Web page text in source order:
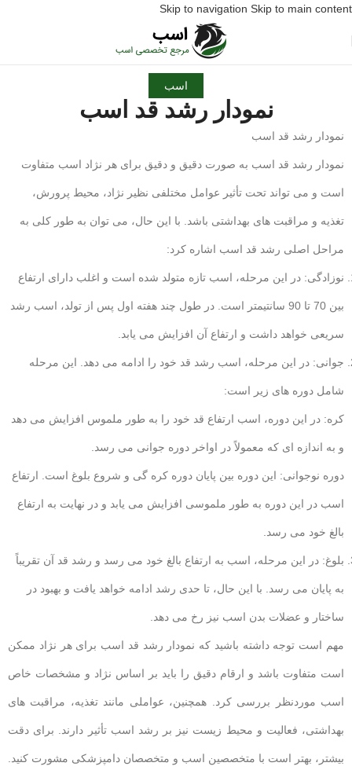
Skip to navigation Skip to main content
اسب
نمودار رشد قد اسب
نمودار رشد قد اسب
نمودار رشد قد اسب به صورت دقیق و دقیق برای هر نژاد اسب متفاوت
است و می تواند تحت تأثیر عوامل مختلفی نظیر نژاد، محیط پرورش،
تغذیه و مراقبت های بهداشتی باشد. با این حال، می توان به طور کلی به
مراحل اصلی رشد قد اسب اشاره کرد:
نوزادگی: در این مرحله، اسب تازه متولد شده است و اغلب دارای ارتفاع
بین 70 تا 90 سانتیمتر است. در طول چند هفته اول پس از تولد، اسب رشد
سریعی خواهد داشت و ارتفاع آن افزایش می یابد.
جوانی: در این مرحله، اسب رشد قد خود را ادامه می دهد. این مرحله
شامل دوره های زیر است:
کره: در این دوره، اسب ارتفاع قد خود را به طور ملموس افزایش می دهد
و به اندازه ای که معمولاً در اواخر دوره جوانی می رسد.
دوره نوجوانی: این دوره بین پایان دوره کره گی و شروع بلوغ است. ارتفاع
اسب در این دوره به طور ملموسی افزایش می یابد و در نهایت به ارتفاع
بالغ خود می رسد.
بلوغ: در این مرحله، اسب به ارتفاع بالغ خود می رسد و رشد قد آن تقریباً
به پایان می رسد. با این حال، تا حدی رشد ادامه خواهد یافت و بهبود در
ساختار و عضلات بدن اسب نیز رخ می دهد.
مهم است توجه داشته باشید که نمودار رشد قد اسب برای هر نژاد ممکن
است متفاوت باشد و ارقام دقیق را باید بر اساس نژاد و مشخصات خاص
اسب موردنظر بررسی کرد. همچنین، عواملی مانند تغذیه، مراقبت های
بهداشتی، فعالیت و محیط زیست نیز بر رشد اسب تأثیر دارند. برای دقت
بیشتر، بهتر است با متخصصین اسب و متخصصان دامپزشکی مشورت کنید.